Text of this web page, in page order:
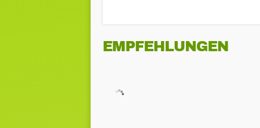
EMPFEHLUNGEN